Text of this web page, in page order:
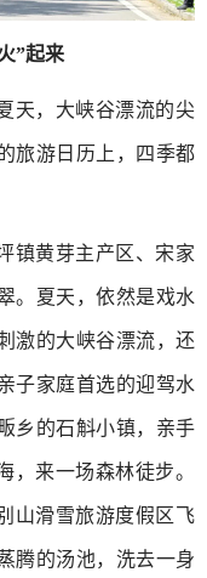
”起来
天，大峡谷漂流的尖
旅游日历上，四季都
镇黄芽主产区、宋家
。夏天，依然是戏水
激的大峡谷漂流，还
子家庭首选的迎驾水
乡的石斛小镇，亲手
，来一场森林徒步。
山滑雪旅游度假区飞
腾的汤池，洗去一身